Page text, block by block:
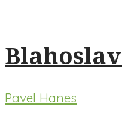
Pavel Hanes